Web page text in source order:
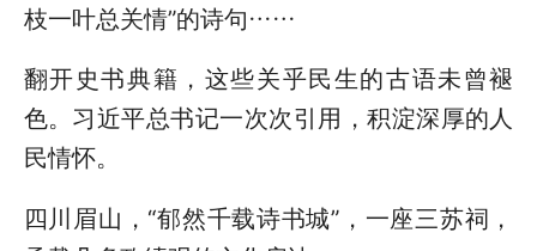
枝一叶总关情”的诗句……
翻开史书典籍，这些关乎民生的古语未曾褪
色。习近平总书记一次次引用，积淀深厚的人
民情怀。
四川眉山，“郁然千载诗书城”，一座三苏祠，